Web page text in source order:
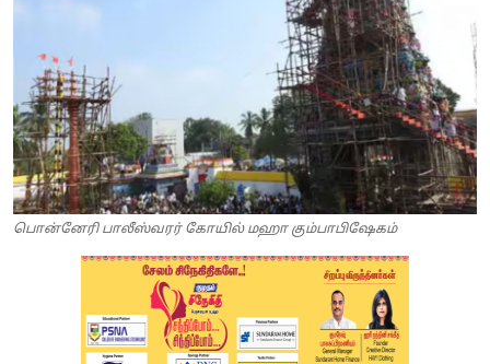
பொன்னேரி பாலீஸ்வரர் கோயில் மஹா கும்பாபிஷேகம்